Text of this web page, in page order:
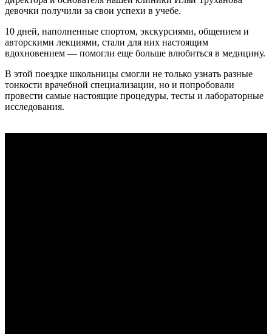
девочки получили за свои успехи в учебе.
10 дней, наполненные спортом, экскурсиями, общением и
авторскими лекциями, стали для них настоящим
вдохновением — помогли еще больше влюбиться в медицину.
В этой поездке школьницы смогли не только узнать разные
тонкости врачебной специализации, но и попробовали
провести самые настоящие процедуры, тесты и лабораторные
исследования.